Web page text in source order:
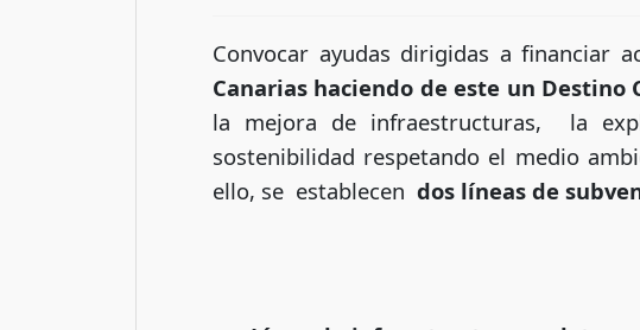
Convocar ayudas dirigidas a financiar
Canarias haciendo de este un
la mejora de infraestructuras, la
sostenibilidad respetando el medio
ello, se establecen dos líneas de